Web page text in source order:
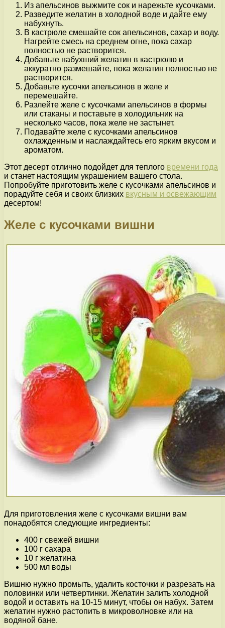
Из апельсинов выжмите сок и нарежьте кусочками.
Разведите желатин в холодной воде и дайте ему
набухнуть.
В кастрюле смешайте сок апельсинов, сахар и воду.
Нагрейте смесь на среднем огне, пока сахар
полностью не растворится.
Добавьте набухший желатин в кастрюлю и
аккуратно размешайте, пока желатин полностью не
растворится.
Добавьте кусочки апельсинов в желе и
перемешайте.
Разлейте желе с кусочками апельсинов в формы
или стаканы и поставьте в холодильник на
несколько часов, пока желе не застынет.
Подавайте желе с кусочками апельсинов
охлажденным и наслаждайтесь его ярким вкусом и
ароматом.
Этот десерт отлично подойдет для теплого времени года
и станет настоящим украшением вашего стола.
Попробуйте приготовить желе с кусочками апельсинов и
порадуйте себя и своих близких вкусным и освежающим
десертом!
Желе с кусочками вишни
Для приготовления желе с кусочками вишни вам
понадобятся следующие ингредиенты:
400 г свежей вишни
100 г сахара
10 г желатина
500 мл воды
Вишню нужно промыть, удалить косточки и разрезать на
половинки или четвертинки. Желатин залить холодной
водой и оставить на 10-15 минут, чтобы он набух. Затем
желатин нужно растопить в микроволновке или на
водяной бане.